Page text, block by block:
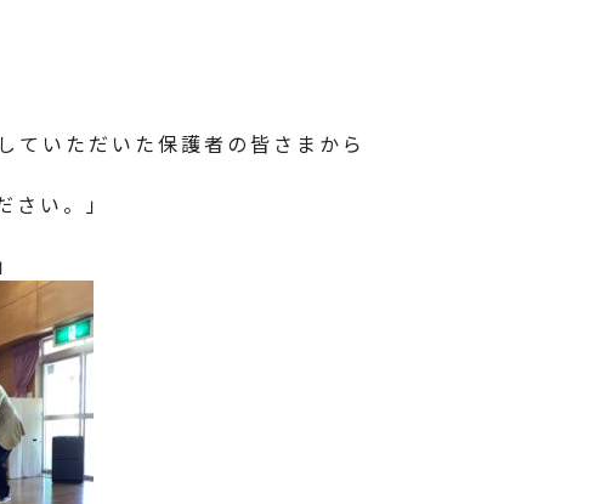
ていただいた保護者の皆さまから
い。」